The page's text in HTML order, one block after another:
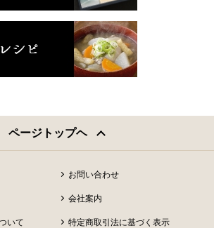
ページトップヘ
お問い合わせ
会社案内
いて 特定商取引法に基づく表示